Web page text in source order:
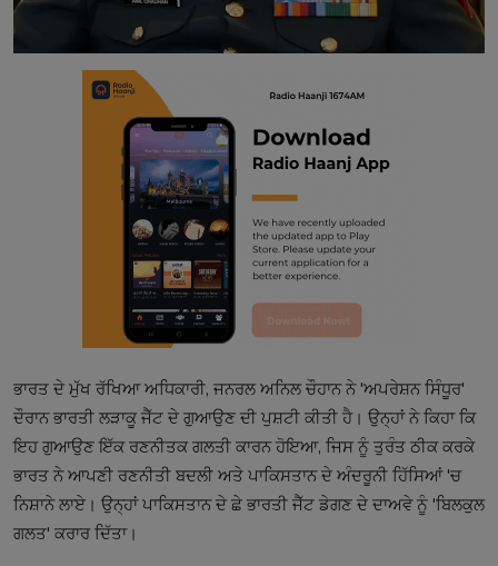
ਭਾਰਤ ਦੇ ਮੁੱਖ ਰੱਖਿਆ ਅਧਿਕਾਰੀ, ਜਨਰਲ ਅਨਿਲ ਚੌਹਾਨ ਨੇ 'ਅਪਰੇਸ਼ਨ ਸਿੰਧੂਰ'
ਦੌਰਾਨ ਭਾਰਤੀ ਲੜਾਕੂ ਜੈੱਟ ਦੇ ਗੁਆਉਣ ਦੀ ਪੁਸ਼ਟੀ ਕੀਤੀ ਹੈ। ਉਨ੍ਹਾਂ ਨੇ ਕਿਹਾ ਕਿ
ਇਹ ਗੁਆਉਣ ਇੱਕ ਰਣਨੀਤਕ ਗਲਤੀ ਕਾਰਨ ਹੋਇਆ, ਜਿਸ ਨੂੰ ਤੁਰੰਤ ਠੀਕ ਕਰਕੇ
ਭਾਰਤ ਨੇ ਆਪਣੀ ਰਣਨੀਤੀ ਬਦਲੀ ਅਤੇ ਪਾਕਿਸਤਾਨ ਦੇ ਅੰਦਰੂਨੀ ਹਿੱਸਿਆਂ 'ਚ
ਨਿਸ਼ਾਨੇ ਲਾਏ। ਉਨ੍ਹਾਂ ਪਾਕਿਸਤਾਨ ਦੇ ਛੇ ਭਾਰਤੀ ਜੈੱਟ ਡੇਗਣ ਦੇ ਦਾਅਵੇ ਨੂੰ 'ਬਿਲਕੁਲ
ਗਲਤ' ਕਰਾਰ ਦਿੱਤਾ।